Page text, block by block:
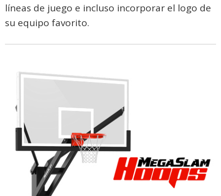
líneas de juego e incluso incorporar el logo de
su equipo favorito.